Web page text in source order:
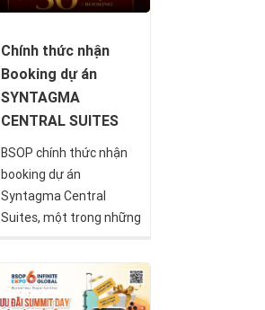
Chính thức nhận
Booking dự án
SYNTAGMA
CENTRAL SUITES
BSOP chính thức nhận
booking dự án
Syntagma Central
Suites, một trong những
Athens, Hy Lạp.